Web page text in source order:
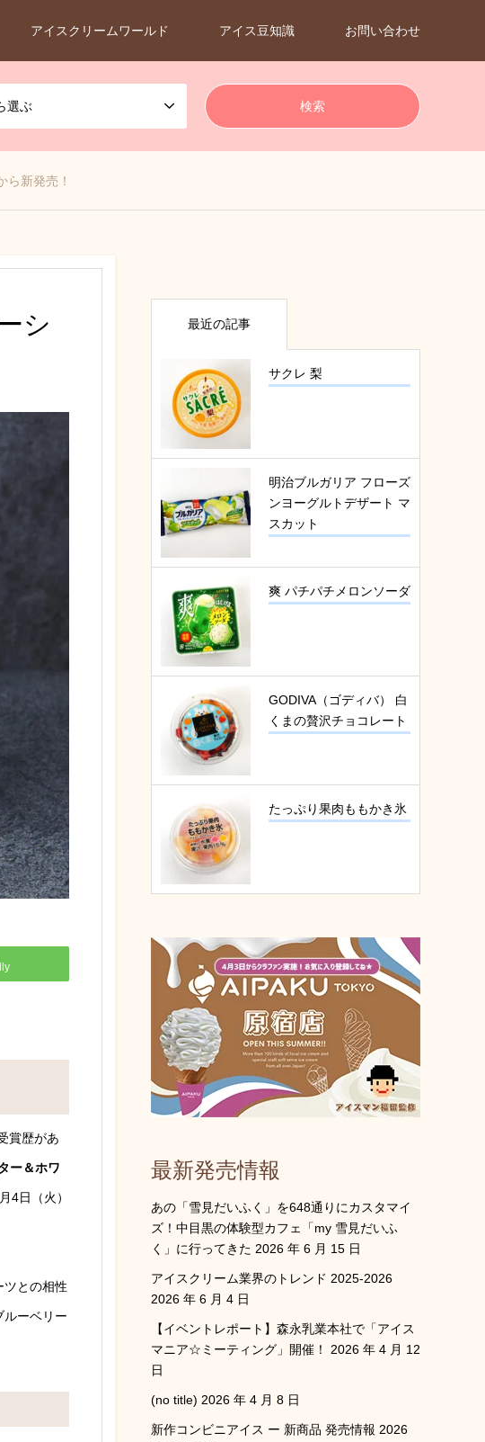
アイスクリームワールド アイス豆知識 お問い合わせ
選ぶ
新発売！
シ
賞歴があ
ー＆ホワ
4日（火）
ツとの相性
ルーベリー
最近の記事
サクレ 梨
明治ブルガリア フローズ
ンヨーグルトデザート マ
スカット
爽 パチパチメロンソーダ
GODIVA（ゴディバ） 白
くまの贅沢チョコレート
たっぷり果肉ももかき氷
最新発売情報
あの「雪見だいふく」を648通りにカスタマイ
ズ！中目黒の体験型カフェ「my 雪見だいふ
く」に行ってきた 2026 年 6 月 15 日
アイスクリーム業界のトレンド 2025-2026
2026 年 6 月 4 日
【イベントレポート】森永乳業本社で「アイス
マニア☆ミーティング」開催！
2026 年 4 月 12
日
(no title) 2026 年 4 月 8 日
新作コンビニアイス ー 新商品 発売情報 2026